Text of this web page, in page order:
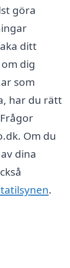
göra
ditt
dig
som
har du rätt
Om du
dina
.